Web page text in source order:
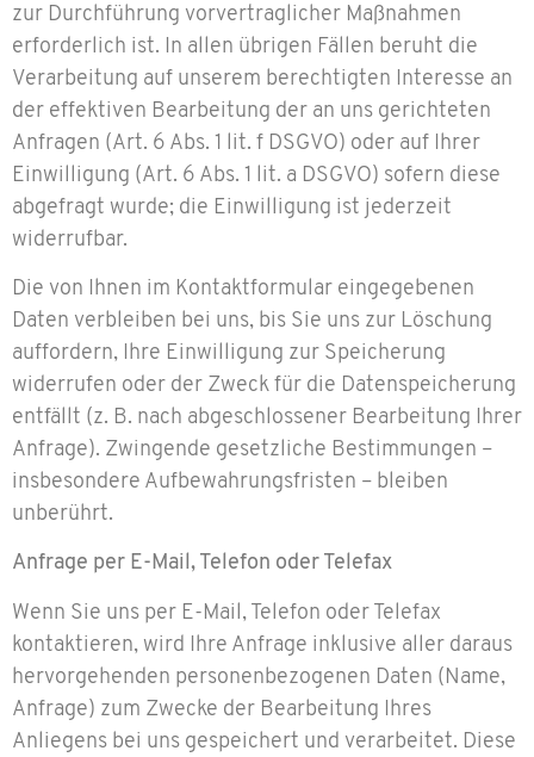
zur Durchführung vorvertraglicher Maßnahmen
erforderlich ist. In allen übrigen Fällen beruht die
Verarbeitung auf unserem berechtigten Interesse an
der effektiven Bearbeitung der an uns gerichteten
Anfragen (Art. 6 Abs. 1 lit. f DSGVO) oder auf Ihrer
Einwilligung (Art. 6 Abs. 1 lit. a DSGVO) sofern diese
abgefragt wurde; die Einwilligung ist jederzeit
widerrufbar.
Die von Ihnen im Kontaktformular eingegebenen
Daten verbleiben bei uns, bis Sie uns zur Löschung
auffordern, Ihre Einwilligung zur Speicherung
widerrufen oder der Zweck für die Datenspeicherung
entfällt (z. B. nach abgeschlossener Bearbeitung Ihrer
Anfrage). Zwingende gesetzliche Bestimmungen –
insbesondere Aufbewahrungsfristen – bleiben
unberührt.
Anfrage per E-Mail, Telefon oder Telefax
Wenn Sie uns per E-Mail, Telefon oder Telefax
kontaktieren, wird Ihre Anfrage inklusive aller daraus
hervorgehenden personenbezogenen Daten (Name,
Anfrage) zum Zwecke der Bearbeitung Ihres
Anliegens bei uns gespeichert und verarbeitet. Diese